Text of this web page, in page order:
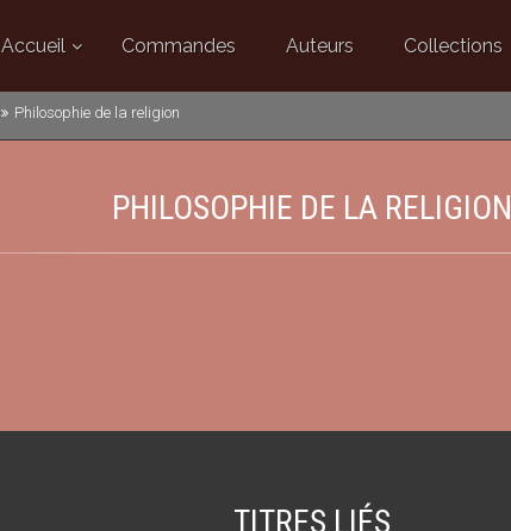
Accueil Commandes Auteurs Collections
Philosophie de la religion
PHILOSOPHIE DE LA RELIGION
TITRES LIÉS